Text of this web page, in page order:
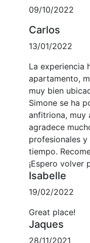
09/10/2022
Carlos
13/01/2022
La experiencia
apartamento,
muy bien
Simone se ha
anfitriona, muy
agradece
profesionales
tiempo.
¡Espero volver
Isabelle
19/02/2022
Great place!
Jaques
28/11/2021